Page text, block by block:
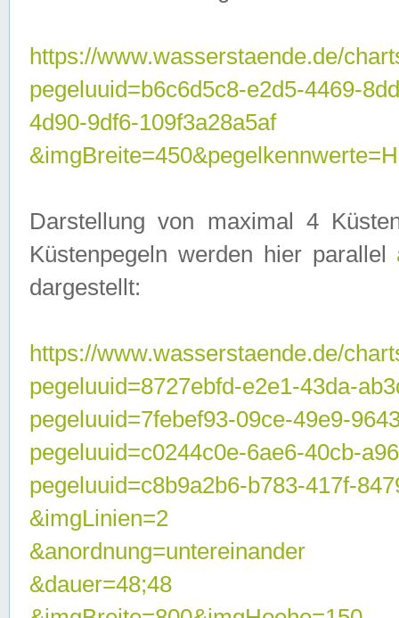
https://www.wasserstaende.de/
pegeluuid=b6c6d5c8-e2d5-4469-
4d90-9df6-109f3a28a5af
Darstellung von maximal 4
Küstenpegeln werden hier parallel
dargestellt:
https://www.wasserstaende.de/
pegeluuid=8727ebfd-e2e1-43da-
pegeluuid=7febef93-09ce-49e9-
pegeluuid=c0244c0e-6ae6-40cb-
pegeluuid=c8b9a2b6-b783-417f-
&imgLinien=2
&anordnung=untereinander
&dauer=48;48